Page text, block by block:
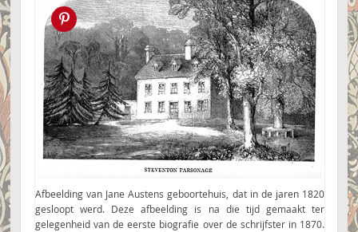
Pin this!
Afbeelding van Jane Austens geboortehuis, dat in de jaren 1820
gesloopt werd. Deze afbeelding is na die tijd gemaakt ter
gelegenheid van de eerste biografie over de schrijfster in 1870.